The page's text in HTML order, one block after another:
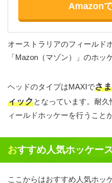
Amazon
オーストラリアのフィールド
「Mazon（マゾン）」のホッ
ヘッドのタイプはMAXIでさ
ィックとなっています。耐
ィールドホッケーを行うこと
おすすめ人気ホッケ
ここからはおすすめ人気ホッ